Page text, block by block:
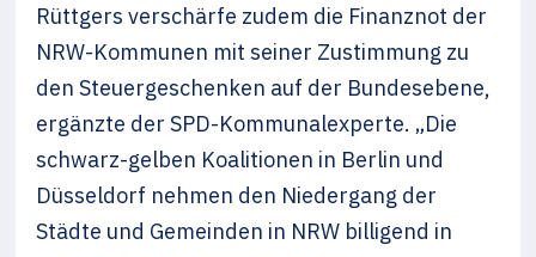
Rüttgers verschärfe zudem die Finanznot der
NRW-Kommunen mit seiner Zustimmung zu
den Steuergeschenken auf der Bundesebene,
ergänzte der SPD-Kommunalexperte. „Die
schwarz-gelben Koalitionen in Berlin und
Düsseldorf nehmen den Niedergang der
Städte und Gemeinden in NRW billigend in